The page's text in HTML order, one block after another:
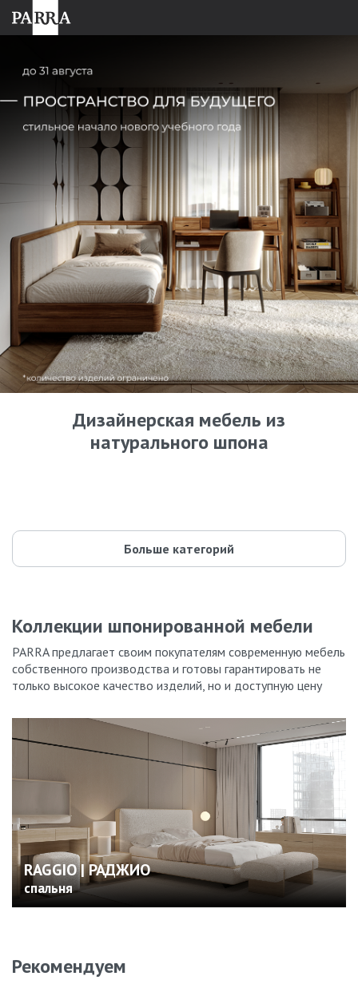
Дизайнерская мебель из
натурального шпона
35 моделей
44 модели
Parra design
Больше категорий
Коллекции шпонированной мебели
PARRA предлагает своим покупателям современную мебель
собственного производства и готовы гарантировать не
только высокое качество изделий, но и доступную цену
RAGGIO | РАДЖИО
спальня
Рекомендуем